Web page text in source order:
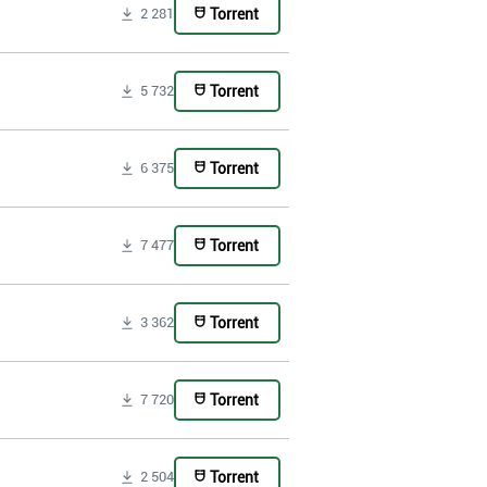
2 281 Torrent
5 732 Torrent
6 375 Torrent
7 477 Torrent
3 362 Torrent
7 720 Torrent
2 504 Torrent